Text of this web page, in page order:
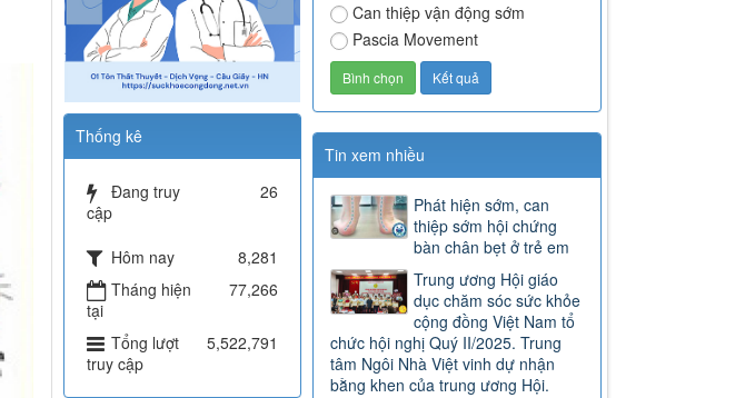
Can thiệp vận động sớm
Pascia Movement
Tin xem nhiều
Phát hiện sớm, can
thiệp sớm hội chứng
bàn chân bẹt ở trẻ em
Trung ương Hội giáo
dục chăm sóc sức khỏe
cộng đồng Việt Nam tổ
chức hội nghị Quý II/2025. Trung
tâm Ngôi Nhà Việt vinh dự nhận
bằng khen của trung ương Hội.
Thống kê
Đang truy
cập
26
Hôm nay
8,281
Tháng hiện
tại
77,266
Tổng lượt
truy cập
5,522,791